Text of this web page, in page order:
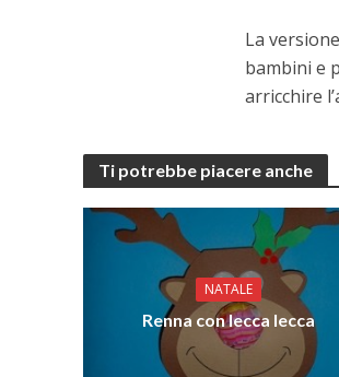
La
bambini e
arricchire
Ti potrebbe piacere anche
NATALE
Renna con lecca lecca